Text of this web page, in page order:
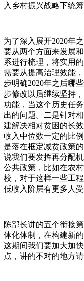
入乡村振兴战略下统
为了深入展开2020年
要从两个方面来发展
系进行梳理，将实用
需要从提高治理效能
步明确2020年之后哪
步修改以后继续坚持
功能，当这个历史任
出的问题。二是针对
建解决相对贫困的长
收入中位数一定的比
是落在框定减贫政策
说我们要发挥再分配
公共政策，比如在农
校，对于这样一些工
低收入阶层有更多人受
陈部长讲的五个衔接
体化体制，在构建新
这期间我们要加大加
点，讲的不对的地方